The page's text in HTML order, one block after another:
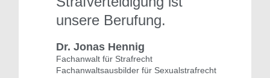
unsere Berufung.
Dr. Jonas Hennig
Fachanwalt für Strafrecht
Fachanwaltsausbilder für Sexualstrafrecht